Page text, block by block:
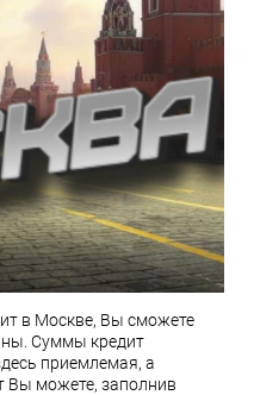
в Москве, Вы сможете
Суммы кредит
приемлемая, а
Вы можете, заполнив